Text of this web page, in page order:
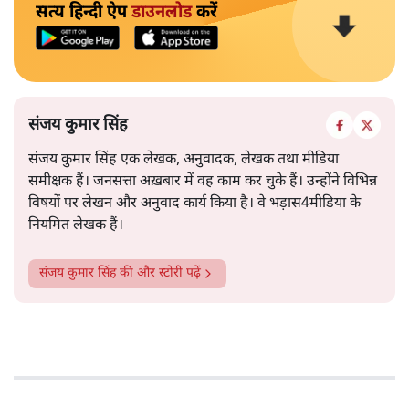
सत्य हिन्दी ऐपडाउनलोडकरें
संजय कुमार सिंह
संजय कुमार सिंह एक लेखक, अनुवादक, लेखक तथा मीडिया
समीक्षक हैं। जनसत्ता अख़बार में वह काम कर चुके हैं। उन्होंने विभिन्न
विषयों पर लेखन और अनुवाद कार्य किया है। वे भड़ास4मीडिया के
नियमित लेखक हैं।
संजय कुमार सिंहकी और स्टोरी पढ़ें